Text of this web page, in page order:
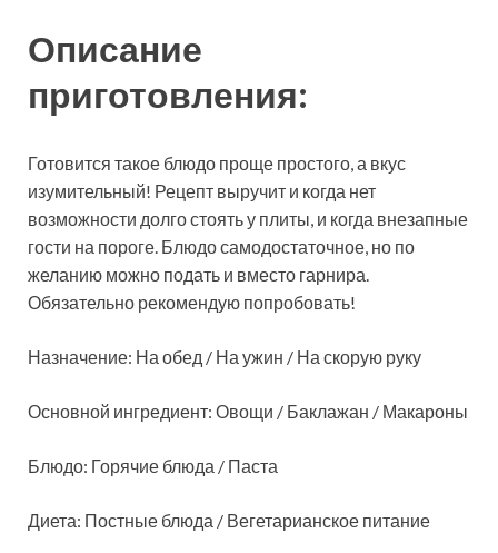
Описание
приготовления:
Готовится такое блюдо проще простого, а вкус
изумительный! Рецепт выручит и когда нет
возможности долго стоять у плиты, и когда внезапные
гости на пороге. Блюдо самодостаточное, но по
желанию можно подать и вместо гарнира.
Обязательно рекомендую попробовать!
Назначение: На обед / На ужин / На скорую руку
Основной ингредиент: Овощи / Баклажан / Макароны
Блюдо: Горячие блюда / Паста
Диета: Постные блюда / Вегетарианское питание